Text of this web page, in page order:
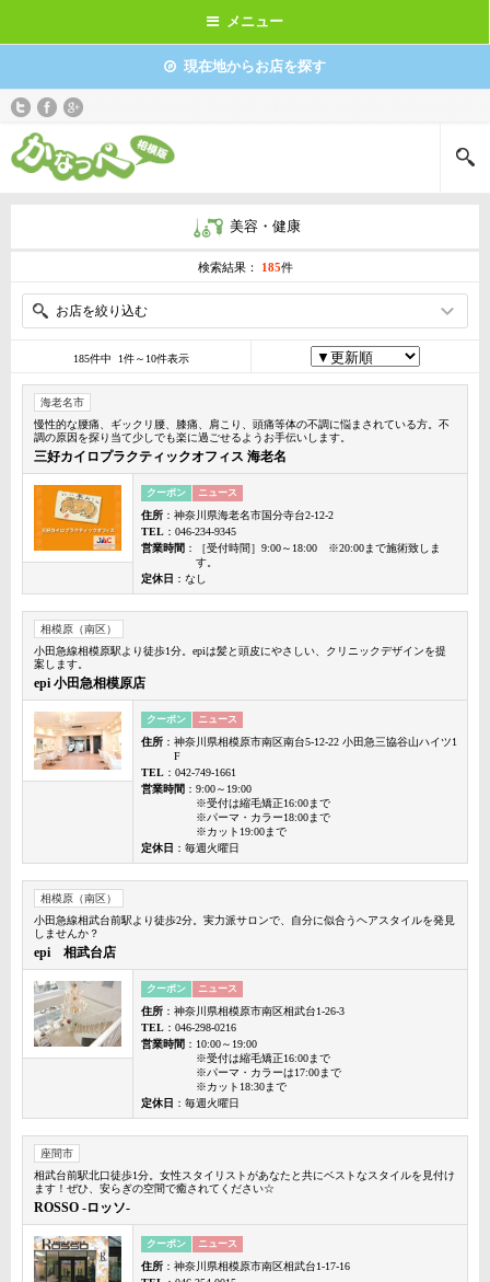
メニュー
現在地からお店を探す
美容・健康
検索結果： 185件
お店を絞り込む
185件中 1件～10件表示
海老名市
慢性的な腰痛、ギックリ腰、膝痛、肩こり、頭痛等体の不調に悩まされている方。不
調の原因を探り当て少しでも楽に過ごせるようお手伝いします。
三好カイロプラクティックオフィス 海老名
クーポン ニュース
住所 ：神奈川県海老名市国分寺台2-12-2
TEL ：046-234-9345
営業時間 ：［受付時間］9:00～18:00 ※20:00まで施術致しま
す。
定休日 ：なし
相模原（南区）
小田急線相模原駅より徒歩1分。epiは髪と頭皮にやさしい、クリニックデザインを提
案します。
epi 小田急相模原店
クーポン ニュース
住所 ：神奈川県相模原市南区南台5-12-22 小田急三協谷山ハイツ1
F
TEL ：042-749-1661
営業時間 ：9:00～19:00
※受付は縮毛矯正16:00まで
※パーマ・カラー18:00まで
※カット19:00まで
定休日 ：毎週火曜日
相模原（南区）
小田急線相武台前駅より徒歩2分。実力派サロンで、自分に似合うヘアスタイルを発見
しませんか？
epi 相武台店
クーポン ニュース
住所 ：神奈川県相模原市南区相武台1-26-3
TEL ：046-298-0216
営業時間 ：10:00～19:00
※受付は縮毛矯正16:00まで
※パーマ・カラーは17:00まで
※カット18:30まで
定休日 ：毎週火曜日
座間市
相武台前駅北口徒歩1分。女性スタイリストがあなたと共にベストなスタイルを見付け
ます！ぜひ、安らぎの空間で癒されてください☆
ROSSO -ロッソ-
クーポン ニュース
住所 ：神奈川県相模原市南区相武台1-17-16